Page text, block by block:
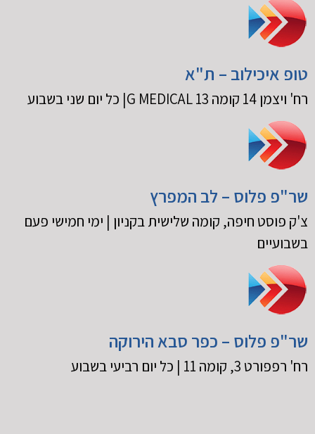
טופ איכילוב – ת"א
רח' ויצמן 14 קומה 13 G MEDICAL| כל יום שני בשבוע
שר"פ פלוס – לב המפרץ
צ'ק פוסט חיפה, קומה שלישית בקניון | ימי חמישי פעם
בשבועיים
שר"פ פלוס – כפר סבא הירוקה
רח' רפפורט 3, קומה 11 | כל יום רביעי בשבוע